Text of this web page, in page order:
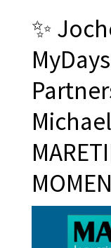
✨